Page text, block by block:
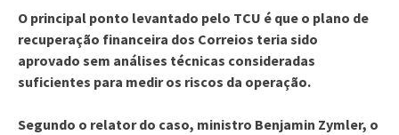
O principal ponto levantado pelo TCU é que o plano de
recuperação financeira dos Correios teria sido
aprovado sem análises técnicas consideradas
suficientes para medir os riscos da operação.
Segundo o relator do caso, ministro Benjamin Zymler, o